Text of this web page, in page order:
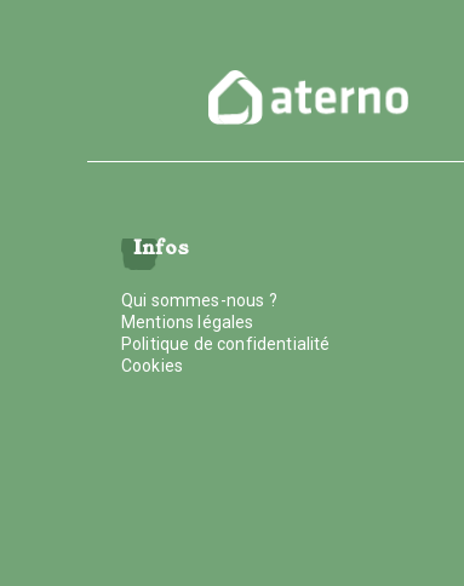
Infos
Qui sommes-nous ?
Mentions légales
Politique de confidentialité
Cookies